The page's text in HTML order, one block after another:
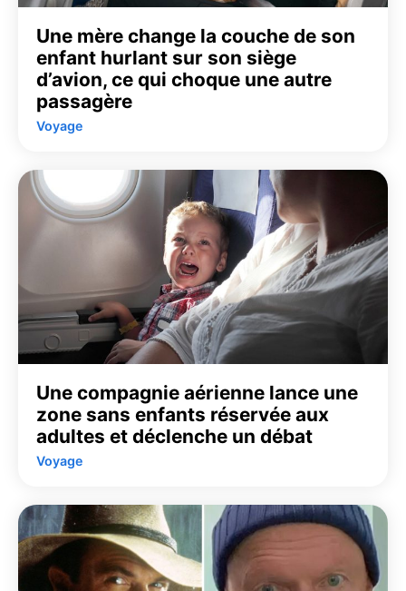
Une mère change la couche de son
enfant hurlant sur son siège
d’avion, ce qui choque une autre
passagère
Voyage
Une compagnie aérienne lance une
zone sans enfants réservée aux
adultes et déclenche un débat
Voyage